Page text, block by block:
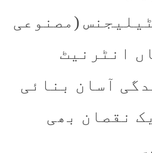
(مصنوعی
انٹرنیٹ
آسان بنائی
نقصان بھی